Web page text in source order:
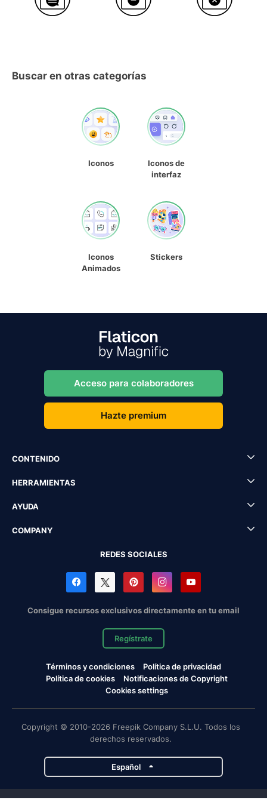
Buscar en otras categorías
Iconos
Iconos de
interfaz
Iconos
Animados
Stickers
Acceso para colaboradores
Hazte premium
CONTENIDO
HERRAMIENTAS
AYUDA
COMPANY
REDES SOCIALES
Consigue recursos exclusivos directamente en tu email
Regístrate
Términos y condiciones
Política de privacidad
Política de cookies
Notificaciones de Copyright
Cookies settings
Copyright © 2010-2026 Freepik Company S.L.U. Todos los
derechos reservados.
Español